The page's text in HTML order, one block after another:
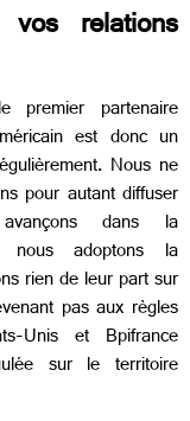
vos relations
premier partenaire
est donc un
Nous ne
pour autant diffuser
avançons dans la
nous adoptons la
rien de leur part sur
pas aux règles
Unis et Bpifrance
sur le territoire